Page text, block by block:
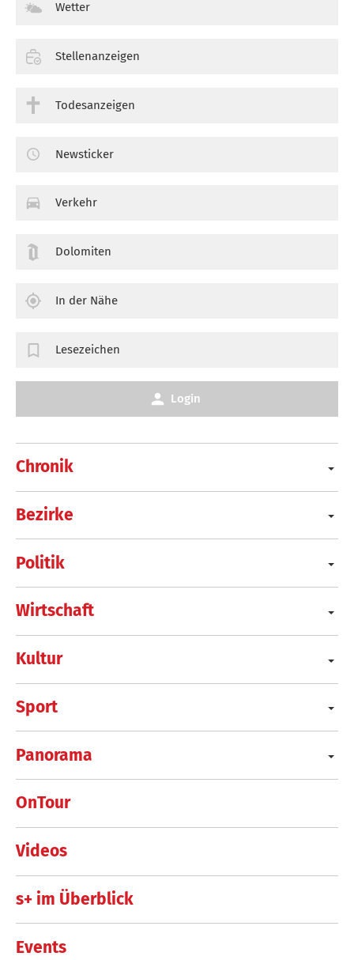
Chronik
Bezirke
Politik
Wirtschaft
Kultur
Sport
Panorama
OnTour
Videos
s+ im Überblick
Events
Wetter
Stellenanzeigen
Todesanzeigen
Newsticker
Verkehr
Dolomiten
In der Nähe
Lesezeichen
Login